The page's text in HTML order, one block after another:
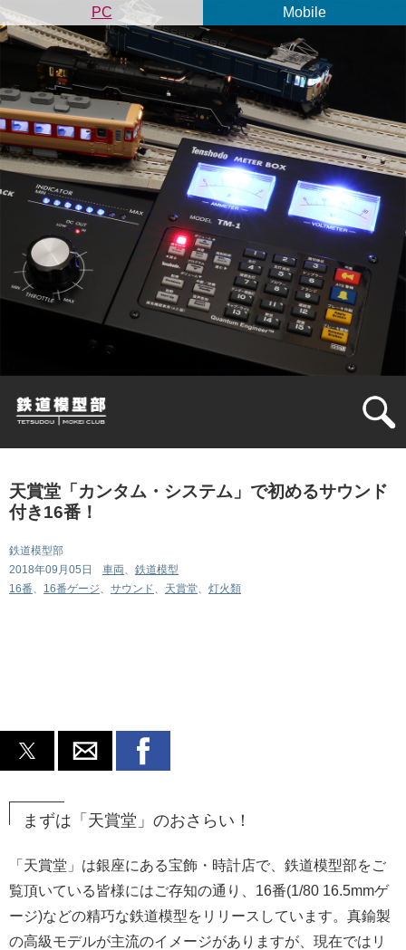
PC Mobile
天賞堂「カンタム・システム」で初めるサウンド
付き16番！
鉄道模型部
2018年09月05日
カテゴリ:
車両、 鉄道模型
タグ:
16番、 16番ゲージ、 サウンド、 天賞堂、 灯火類
まずは「天賞堂」のおさらい！
「天賞堂」は銀座にある宝飾・時計店で、鉄道模型部をご
覧頂いている皆様にはご存知の通り、16番(1/80 16.5mmゲ
ージ)などの精巧な鉄道模型をリリースしています。真鍮製
の高級モデルが主流のイメージがありますが、現在ではリ